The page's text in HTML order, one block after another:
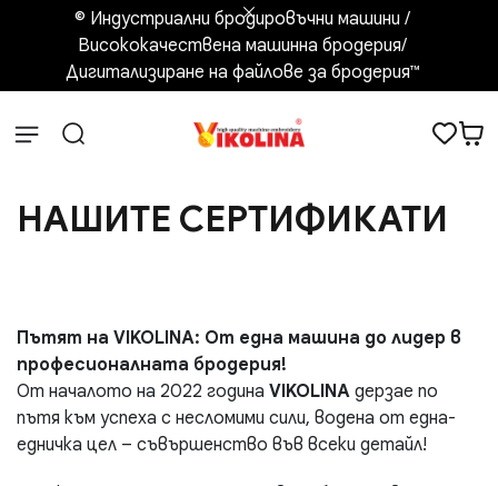
© Индустриални бродировъчни машини /
Висококачествена машинна бродерия/
Дигитализиране на файлове за бродерия™️
НАШИТЕ СЕРТИФИКАТИ
Пътят на VIKOLINA: От една машина до лидер в
професионалната бродерия!
От началото на 2022 година VIKOLINA дерзае по
пътя към успеха с несломими сили, водена от една-
едничка цел – съвършенство във всеки детайл!